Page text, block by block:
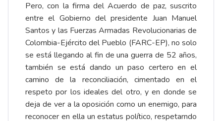
Pero, con la firma del Acuerdo de paz, suscrito
entre el Gobierno del presidente Juan Manuel
Santos y las Fuerzas Armadas Revolucionarias de
Colombia-Ejército del Pueblo (FARC-EP), no solo
se está llegando al fin de una guerra de 52 años,
también se está dando un paso certero en el
camino de la reconciliación, cimentado en el
respeto por los ideales del otro, y en donde se
deja de ver a la oposición como un enemigo, para
reconocer en ella un estatus político, respetarndo